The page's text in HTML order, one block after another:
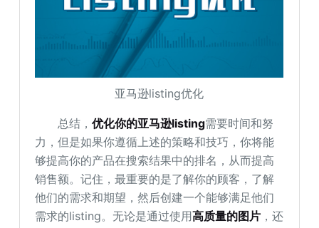
亚马逊listing优化
总结，优化你的亚马逊listing需要时间和努
力，但是如果你遵循上述的策略和技巧，你将能
够提高你的产品在搜索结果中的排名，从而提高
销售额。记住，最重要的是了解你的顾客，了解
他们的需求和期望，然后创建一个能够满足他们
需求的listing。无论是通过使用高质量的图片 ，还